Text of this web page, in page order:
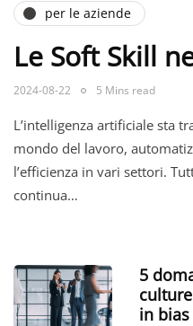
per le aziende
Le Soft Skill
2024-08-22 5 Mins read
L’intelligenza artificiale sta
mondo del lavoro,
l’efficienza in vari settori.
continua…
5
in bias